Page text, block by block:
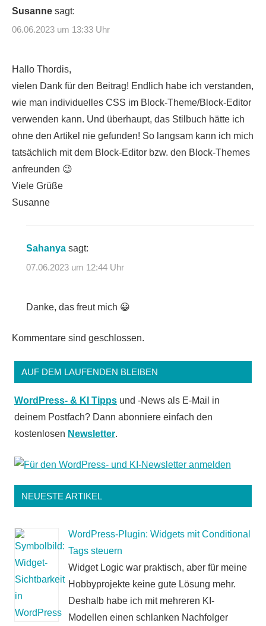
Susanne sagt:
06.06.2023 um 13:33 Uhr
Hallo Thordis,
vielen Dank für den Beitrag! Endlich habe ich verstanden,
wie man individuelles CSS im Block-Theme/Block-Editor
verwenden kann. Und überhaupt, das Stilbuch hätte ich
ohne den Artikel nie gefunden! So langsam kann ich mich
tatsächlich mit dem Block-Editor bzw. den Block-Themes
anfreunden 😉
Viele Grüße
Susanne
Sahanya sagt:
07.06.2023 um 12:44 Uhr
Danke, das freut mich 😀
Kommentare sind geschlossen.
AUF DEM LAUFENDEN BLEIBEN
WordPress- & KI Tipps und -News als E-Mail in
deinem Postfach? Dann abonniere einfach den
kostenlosen Newsletter.
NEUESTE ARTIKEL
WordPress-Plugin: Widgets mit Conditional
Tags steuern
Widget Logic war praktisch, aber für meine
Hobbyprojekte keine gute Lösung mehr.
Deshalb habe ich mit mehreren KI-
Modellen einen schlanken Nachfolger